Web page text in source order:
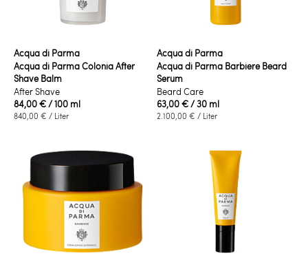
Acqua di Parma
Acqua di Parma Colonia After
Shave Balm
After Shave
84,00 €/ 100 ml
840,00 € / Liter
Acqua di Parma
Acqua di Parma Barbiere Beard
Serum
Beard Care
63,00 €/ 30 ml
2.100,00 € / Liter